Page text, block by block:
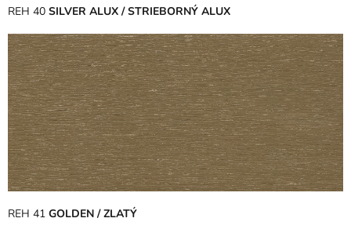
REH 40 SILVER ALUX / STRIEBORNÝ ALUX
REH 41 GOLDEN / ZLATÝ